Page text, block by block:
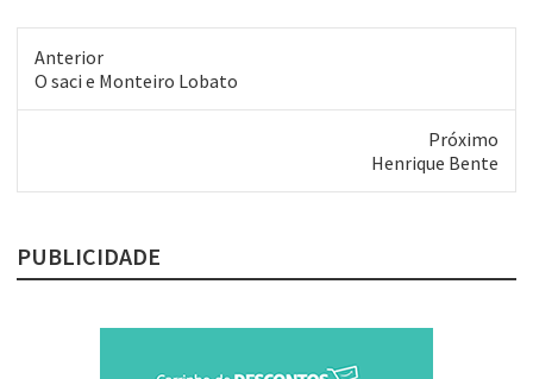
Anterior
Post
O saci e Monteiro Lobato
Próximo
Henrique Bente
PUBLICIDADE